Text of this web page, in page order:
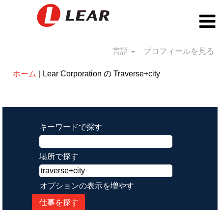
言語 プロフィールを見る
ホーム Lear Corporation の Traverse+city(現
ペ
キーワードで探す
場所で探す
オプションの表示を増やす